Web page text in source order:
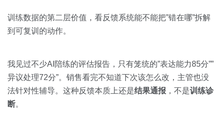
训练数据的第二层价值，看反馈系统能不能把”错在哪”拆解
到可复训的动作。
我见过不少AI陪练的评估报告，只有笼统的”表达能力85分””
异议处理72分”。销售看完不知道下次该怎么改，主管也没
法针对性辅导。这种反馈本质上还是结果通报 ，不是训练诊
断。